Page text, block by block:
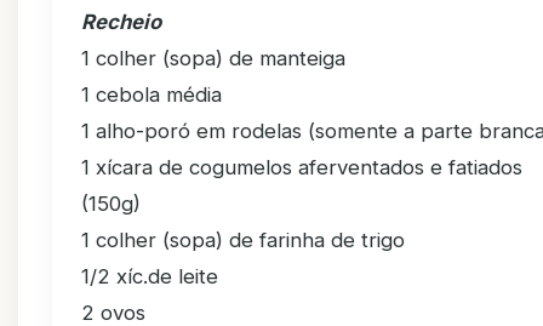
Recheio
1 colher (sopa) de manteiga
1 cebola média
1 alho-poró em rodelas (somente a parte
1 xícara de cogumelos aferventados e fatiados
(150g)
1 colher (sopa) de farinha de trigo
1/2 xíc.de leite
2 ovos